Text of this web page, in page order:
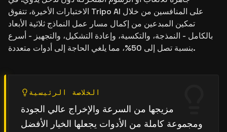
الاختبارات الأخيرة، تتفوق Tripo AI على المنافسين من خلال
تمكين المبدعين من إكمال مسار عمل النماذج ثلاثية الأبعاد
بالكامل - النمذجة، والتكسية، وإعادة التشكيل، والتجهيز - أسرع
بنسبة تصل إلى 50%، مما يلغي الحاجة إلى أدوات متعددة.
الخلاصة الرئيسية
مزيجها من السرعة والإخراج عالي الجودة
ومجموعة كاملة من الأدوات يجعلها الخيار الأفضل